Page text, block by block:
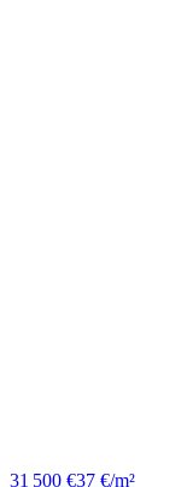
31 500 €37 €/m²